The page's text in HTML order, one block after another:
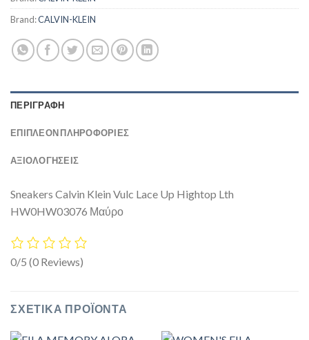
Brand:CALVIN-KLEIN
ΠΕΡΙΓΡΑΦΉ
ΕΠΙΠΛΈΟΝ ΠΛΗΡΟΦΟΡΊΕΣ
ΑΞΙΟΛΟΓΗΣΕΙΣ
Sneakers Calvin Klein Vulc Lace Up Hightop Lth
HW0HW03076 Μαύρο
0/5 (0 Reviews)
ΣΧΕΤΙΚΆ ΠΡΟΪΌΝΤΑ